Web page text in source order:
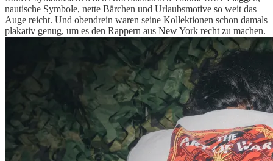
nautische Symbole, nette Bärchen und Urlaubsmotive so weit das
Auge reicht. Und obendrein waren seine Kollektionen schon damals
plakativ genug, um es den Rappern aus New York recht zu machen.